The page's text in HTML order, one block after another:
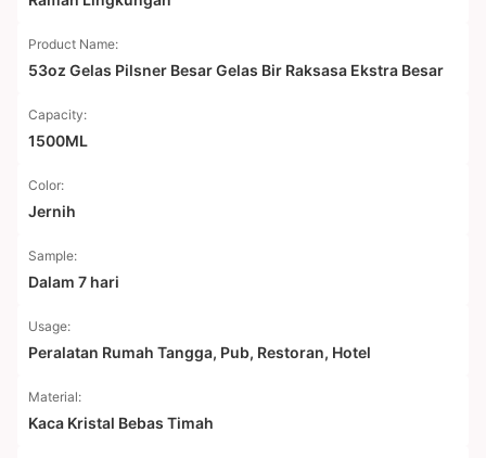
Product Name:
53oz Gelas Pilsner Besar Gelas Bir Raksasa Ekstra Besar
Capacity:
1500ML
Color:
Jernih
Sample:
Dalam 7 hari
Usage:
Peralatan Rumah Tangga, Pub, Restoran, Hotel
Material:
Kaca Kristal Bebas Timah